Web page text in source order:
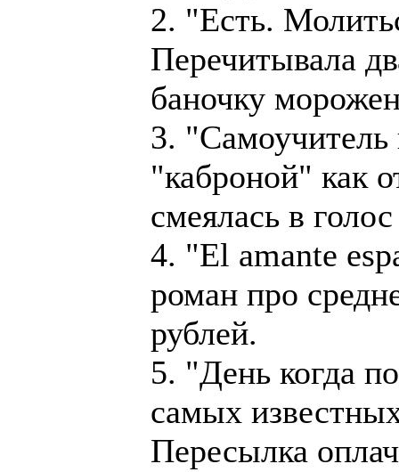
2. "Есть.
Перечитывала
баночку
3. "Самоучитель
"каброной" как
смеялась в
4. "El amante
роман про
рублей.
5. "День когда
самых
Пересылка